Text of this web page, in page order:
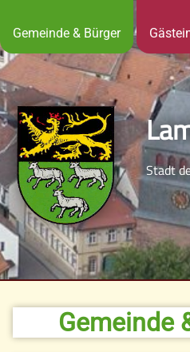
Gemeinde & Bürger
Stadt
Gemeinde